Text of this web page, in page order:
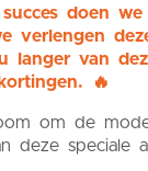
doen
verlengen
langer van
kortingen. 🔥
om de
deze speciale